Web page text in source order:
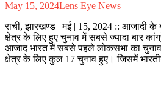
May 15, 2024Lens Eye News
राची, झारखण्ड | मई | 15, 2024 :: आजादी
क्षेत्र के लिए हुए चुनाव में सबसे ज्यादा बार
आजाद भारत में सबसे पहले लोकसभा का
क्षेत्र के लिए कुल 17 चुनाव हुए। जिसमें